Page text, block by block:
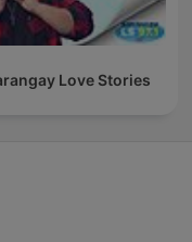
Love Stories